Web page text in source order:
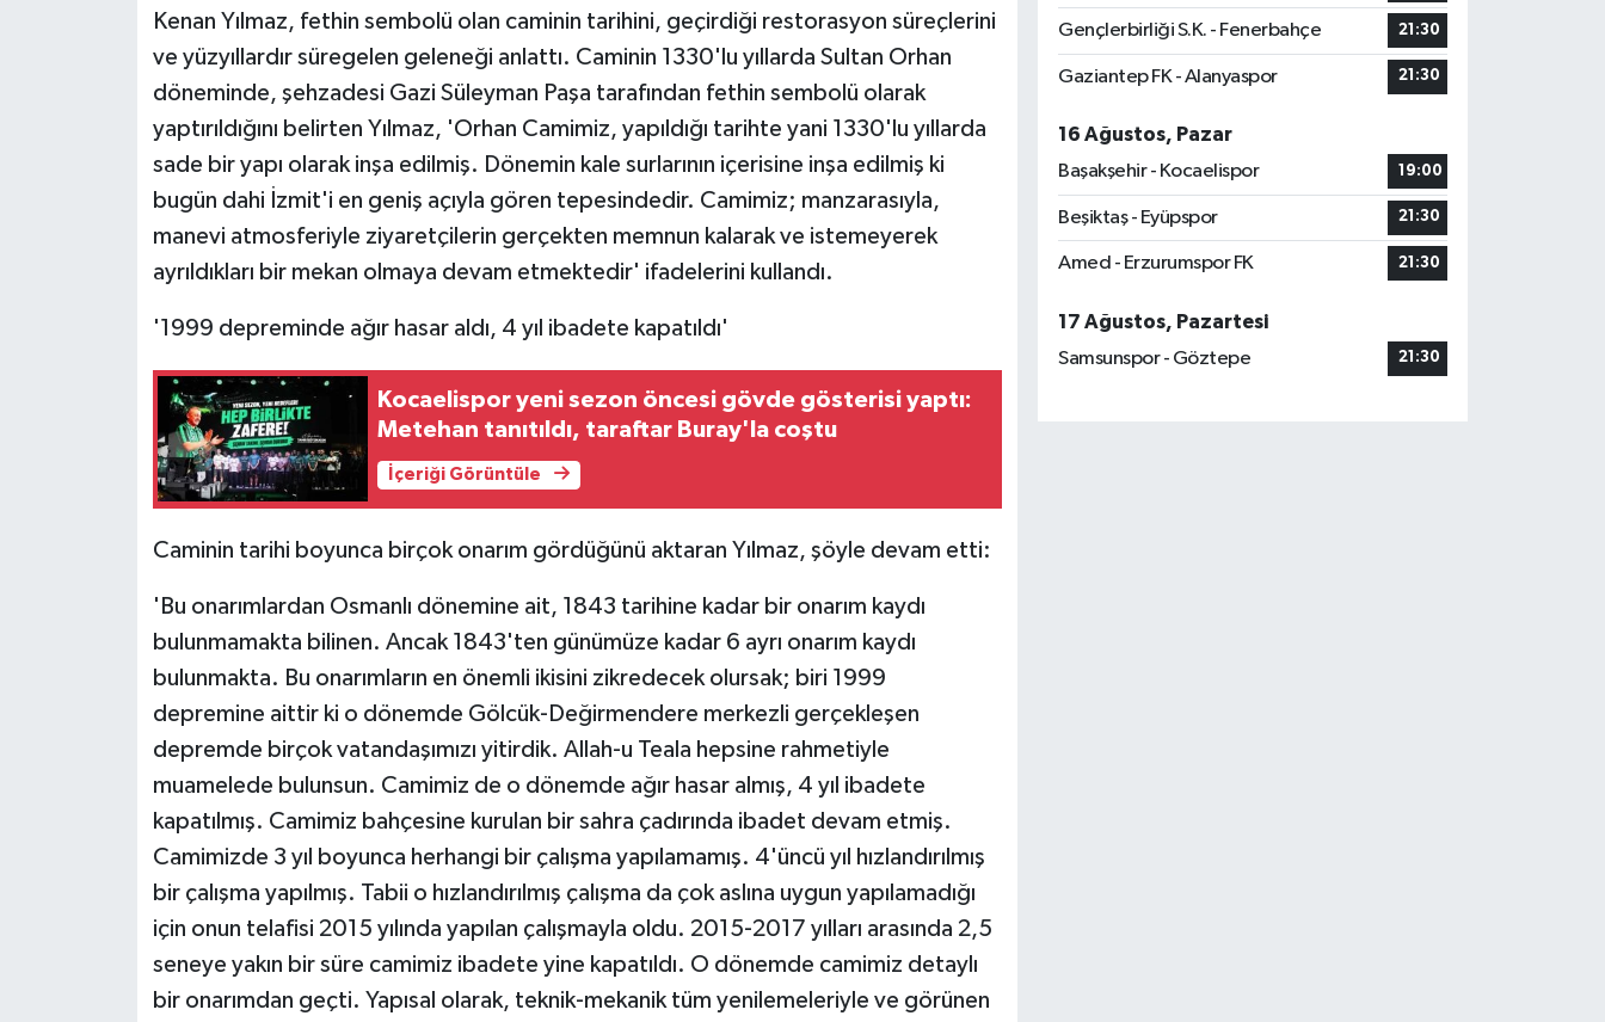
Kenan Yılmaz, fethin sembolü olan caminin tarihini, geçirdiği restorasyon süreçlerini
ve yüzyıllardır süregelen geleneği anlattı. Caminin 1330'lu yıllarda Sultan Orhan
döneminde, şehzadesi Gazi Süleyman Paşa tarafından fethin sembolü olarak
yaptırıldığını belirten Yılmaz, 'Orhan Camimiz, yapıldığı tarihte yani 1330'lu yıllarda
sade bir yapı olarak inşa edilmiş. Dönemin kale surlarının içerisine inşa edilmiş ki
bugün dahi İzmit'i en geniş açıyla gören tepesindedir. Camimiz; manzarasıyla,
manevi atmosferiyle ziyaretçilerin gerçekten memnun kalarak ve istemeyerek
ayrıldıkları bir mekan olmaya devam etmektedir' ifadelerini kullandı.
'1999 depreminde ağır hasar aldı, 4 yıl ibadete kapatıldı'
Kocaelispor yeni sezon öncesi gövde gösterisi yaptı:
Metehan tanıtıldı, taraftar Buray'la coştu
İçeriği Görüntüle
Caminin tarihi boyunca birçok onarım gördüğünü aktaran Yılmaz, şöyle devam etti:
'Bu onarımlardan Osmanlı dönemine ait, 1843 tarihine kadar bir onarım kaydı
bulunmamakta bilinen. Ancak 1843'ten günümüze kadar 6 ayrı onarım kaydı
bulunmakta. Bu onarımların en önemli ikisini zikredecek olursak; biri 1999
depremine aittir ki o dönemde Gölcük-Değirmendere merkezli gerçekleşen
depremde birçok vatandaşımızı yitirdik. Allah-u Teala hepsine rahmetiyle
muamelede bulunsun. Camimiz de o dönemde ağır hasar almış, 4 yıl ibadete
kapatılmış. Camimiz bahçesine kurulan bir sahra çadırında ibadet devam etmiş.
Camimizde 3 yıl boyunca herhangi bir çalışma yapılamamış. 4'üncü yıl hızlandırılmış
bir çalışma yapılmış. Tabii o hızlandırılmış çalışma da çok aslına uygun yapılamadığı
için onun telafisi 2015 yılında yapılan çalışmayla oldu. 2015-2017 yılları arasında 2,5
seneye yakın bir süre camimiz ibadete yine kapatıldı. O dönemde camimiz detaylı
bir onarımdan geçti. Yapısal olarak, teknik-mekanik tüm yenilemeleriyle ve görünen
Gençlerbirliği S.K. - Fenerbahçe 21:30
Gaziantep FK - Alanyaspor 21:30
16 Ağustos, Pazar
Başakşehir - Kocaelispor
19:00
Beşiktaş - Eyüpspor 21:30
Amed - Erzurumspor FK 21:30
17 Ağustos, Pazartesi
Samsunspor - Göztepe
21:30